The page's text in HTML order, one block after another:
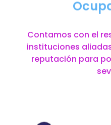
Contamos con el
instituciones
reputación para